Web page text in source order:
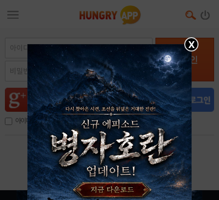
로그인
아이디, 이메일 저장
아이디 / 비밀번호 찾기 회원가입
X